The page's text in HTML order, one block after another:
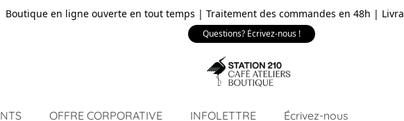
Boutique en ligne ouverte en tout temps | Traitement des commandes en 48h |
Questions? Écrivez-nous !
OFFRE CORPORATIVE INFOLETTRE Écrivez-nous